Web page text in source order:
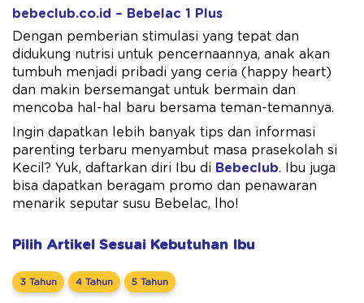
bebeclub.co.id – Bebelac 1 Plus
Dengan pemberian stimulasi yang tepat dan
didukung nutrisi untuk pencernaannya, anak akan
tumbuh menjadi pribadi yang ceria (happy heart)
dan makin bersemangat untuk bermain dan
mencoba hal-hal baru bersama teman-temannya.
Ingin dapatkan lebih banyak tips dan informasi
parenting terbaru menyambut masa prasekolah si
Kecil? Yuk, daftarkan diri Ibu di Bebeclub. Ibu juga
bisa dapatkan beragam promo dan penawaran
menarik seputar susu Bebelac, lho!
Pilih Artikel Sesuai Kebutuhan Ibu
3 Tahun 4 Tahun 5 Tahun